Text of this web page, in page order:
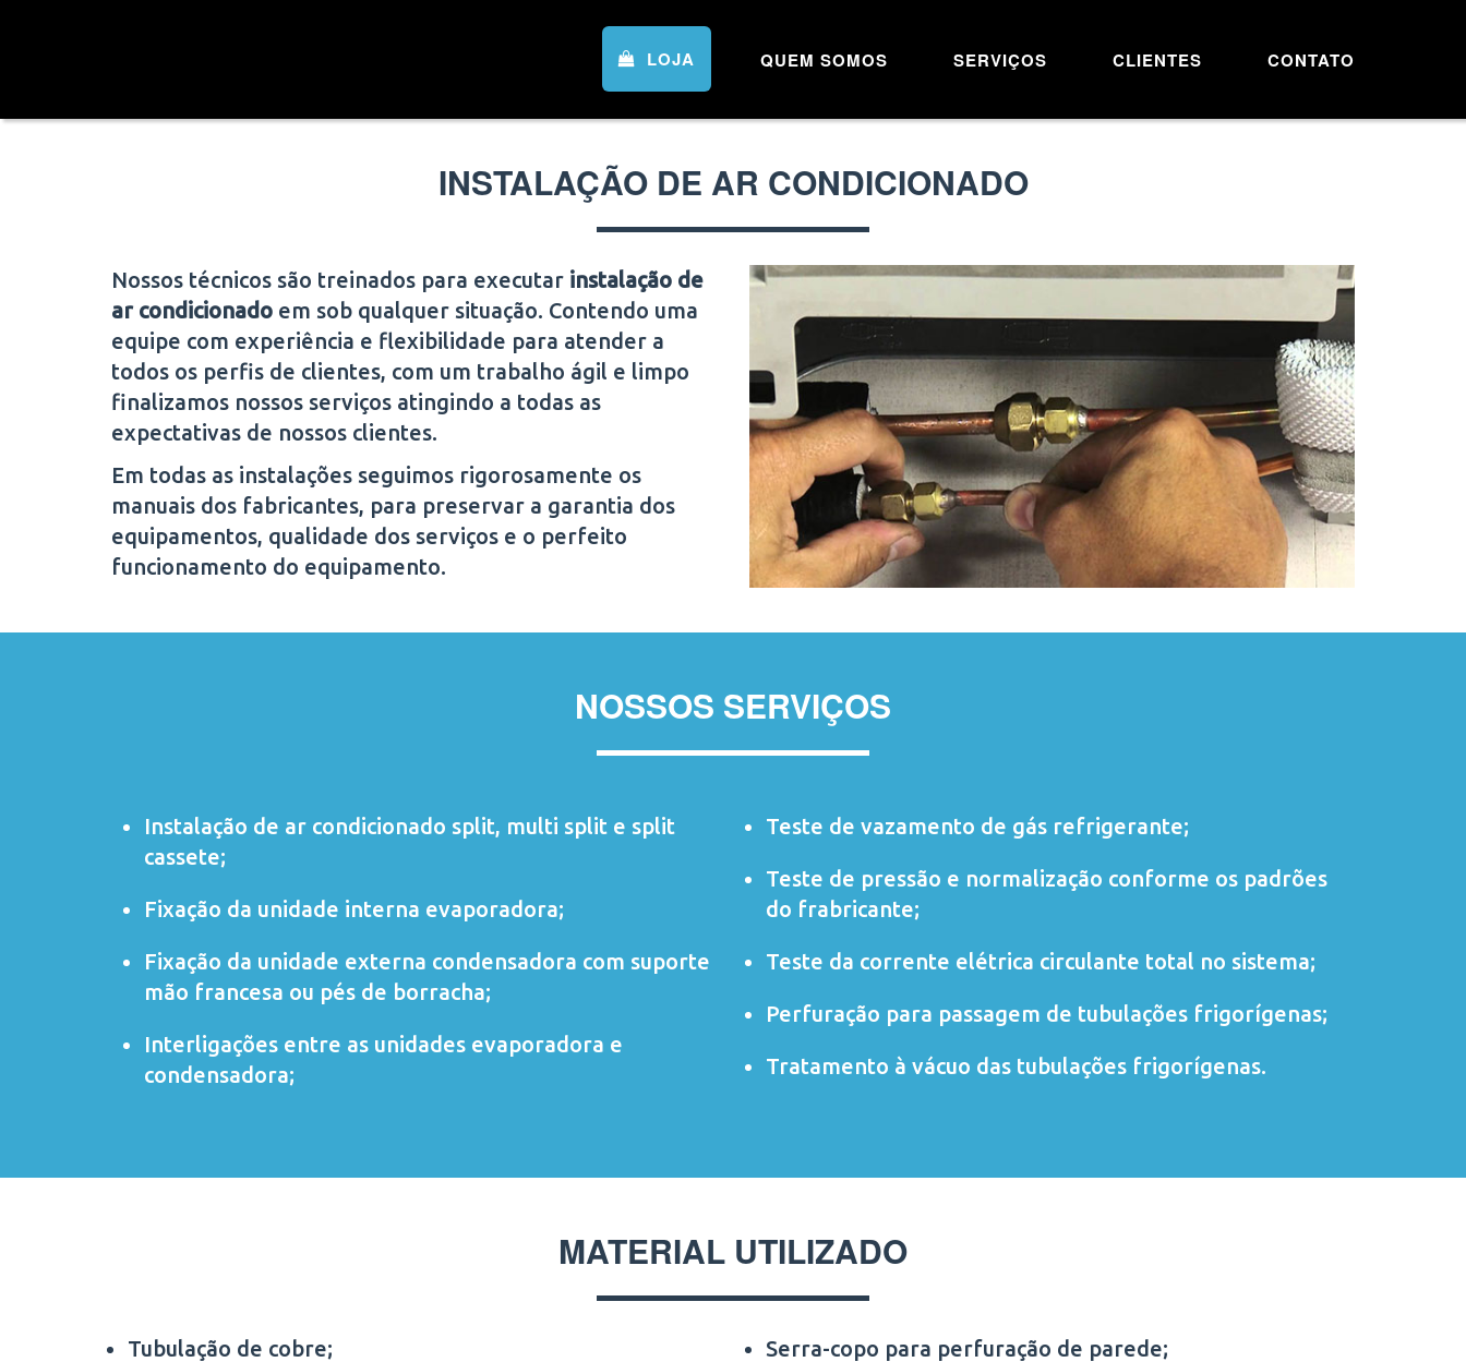
LOJA QUEM SOMOS SERVIÇOS CLIENTES CONTATO
INSTALAÇÃO DE AR CONDICIONADO
Nossos técnicos são treinados para executar instalação de
ar condicionado em sob qualquer situação. Contendo uma
equipe com experiência e flexibilidade para atender a
todos os perfis de clientes, com um trabalho ágil e limpo
finalizamos nossos serviços atingindo a todas as
expectativas de nossos clientes.
Em todas as instalações seguimos rigorosamente os
manuais dos fabricantes, para preservar a garantia dos
equipamentos, qualidade dos serviços e o perfeito
funcionamento do equipamento.
NOSSOS SERVIÇOS
Instalação de ar condicionado split, multi split e split
cassete;
Fixação da unidade interna evaporadora;
Fixação da unidade externa condensadora com suporte
mão francesa ou pés de borracha;
Interligações entre as unidades evaporadora e
condensadora;
Teste de vazamento de gás refrigerante;
Teste de pressão e normalização conforme os padrões
do frabricante;
Teste da corrente elétrica circulante total no sistema;
Perfuração para passagem de tubulações frigorígenas;
Tratamento à vácuo das tubulações frigorígenas.
MATERIAL UTILIZADO
Tubulação de cobre; Serra-copo para perfuração de parede;